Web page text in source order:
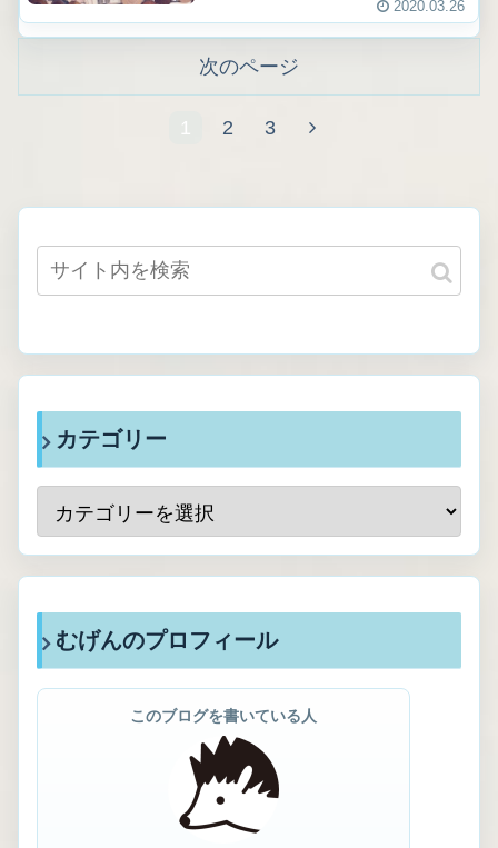
2020.03.26
次のページ
1 2 3
カテゴリー
むげんのプロフィール
このブログを書いている人